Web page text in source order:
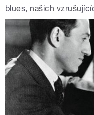
blues, našich